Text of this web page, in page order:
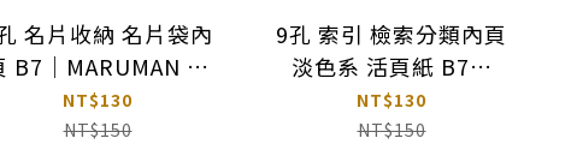
名片收納 名片袋內
B7｜MARUMAN 日
本
NT$130
NT$150
9孔 索引 檢索分類內頁
淡色系 活頁紙 B7｜
MARUMAN 日本
NT$130
NT$150